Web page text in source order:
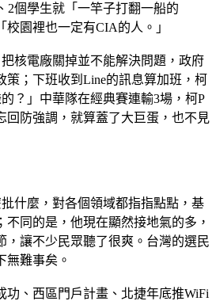
2個學生就「一竿子打翻一船的
校園裡也一定有CIA的人。」
核電廠關掉並不能解決問題，政府
策；下班收到Line的訊息算加班，柯
？」中華隊在經典賽連輸3場，柯P
回防強調，就算蓋了大巨蛋，也不見
什麼，對各個領域都指指點點，基
同的是，他現在顯然接地氣的多，
，讓不少民眾聽了很爽。台灣的選民
無難事矣。
功、西區門戶計畫、北捷年底推WiFi